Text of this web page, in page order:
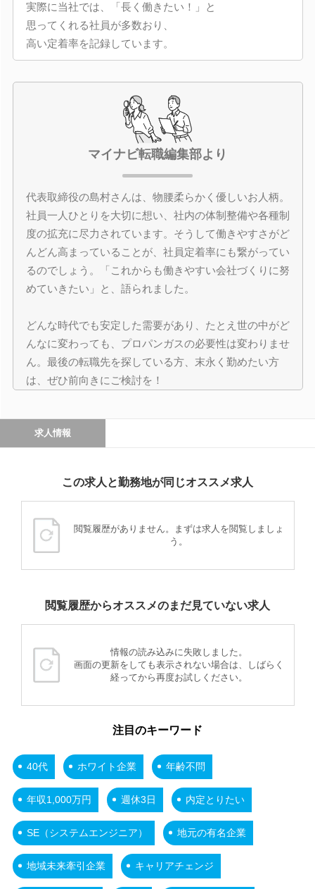
実際に当社では、「長く働きたい！」と
思ってくれる社員が多数おり、
高い定着率を記録しています。
マイナビ転職編集部より
代表取締役の島村さんは、物腰柔らかく優しいお人柄。
社員一人ひとりを大切に想い、社内の体制整備や各種制
度の拡充に尽力されています。そうして働きやすさがど
んどん高まっていることが、社員定着率にも繋がってい
るのでしょう。「これからも働きやすい会社づくりに努
めていきたい」と、語られました。
どんな時代でも安定した需要があり、たとえ世の中がど
んなに変わっても、プロパンガスの必要性は変わりませ
ん。最後の転職先を探している方、末永く勤めたい方
は、ぜひ前向きにご検討を！
求人情報
この求人と勤務地が同じオススメ求人
閲覧履歴がありません。まずは求人を閲覧しましょ
う。
閲覧履歴からオススメのまだ見ていない求人
情報の読み込みに失敗しました。
画面の更新をしても表示されない場合は、しばらく
経ってから再度お試しください。
注目のキーワード
40代 ホワイト企業 年齢不問
年収1,000万円 週休3日 内定とりたい
SE（システムエンジニア） 地元の有名企業
地域未来牽引企業 キャリアチェンジ